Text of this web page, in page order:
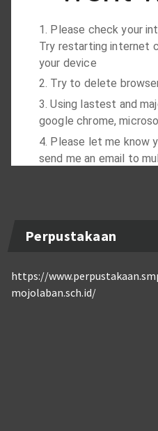
Perpustakaan
https://
mojolaban.sch.id/